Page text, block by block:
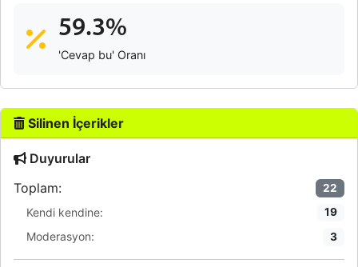
59.3%
'Cevap bu' Oranı
Silinen İçerikler
Duyurular
Toplam:
22
Kendi kendine: 19
Moderasyon: 3